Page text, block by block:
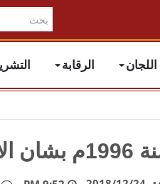
اللجان الرقابة